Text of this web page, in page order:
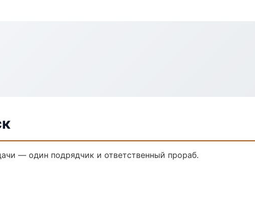
— один подрядчик и ответственный прораб.